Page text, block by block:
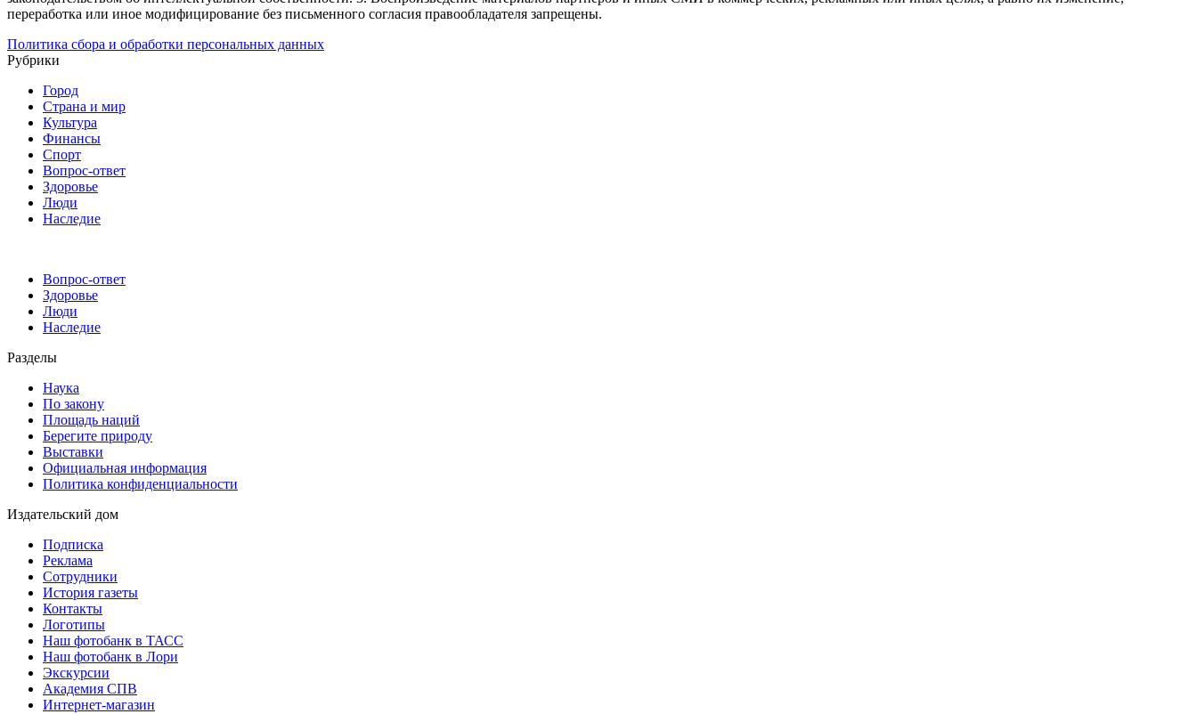
переработка или иное модифицирование без письменного согласия правообладателя запрещены.
Политика сбора и обработки персональных данных
Рубрики
Город
Страна и мир
Культура
Финансы
Спорт
Вопрос-ответ
Здоровье
Люди
Наследие
Вопрос-ответ
Здоровье
Люди
Наследие
Разделы
Наука
По закону
Площадь наций
Берегите природу
Выставки
Официальная информация
Политика конфиденциальности
Издательский дом
Подписка
Реклама
Сотрудники
История газеты
Контакты
Логотипы
Наш фотобанк в ТАСС
Наш фотобанк в Лори
Экскурсии
Академия СПВ
Интернет-магазин